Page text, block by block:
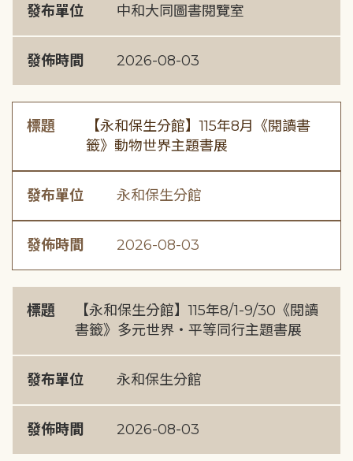
發布單位 中和大同圖書閱覽室
發佈時間 2026-08-03
標題
【永和保生分館】115年8月《閱讀書
籤》動物世界主題書展
發布單位 永和保生分館
發佈時間 2026-08-03
標題
【永和保生分館】115年8/1-9/30《閱讀
書籤》多元世界・平等同行主題書展
發布單位 永和保生分館
發佈時間 2026-08-03